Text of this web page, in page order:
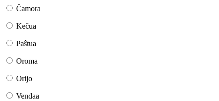
Ĉamora
Keĉua
Paŝtua
Oroma
Orijo
Vendaa